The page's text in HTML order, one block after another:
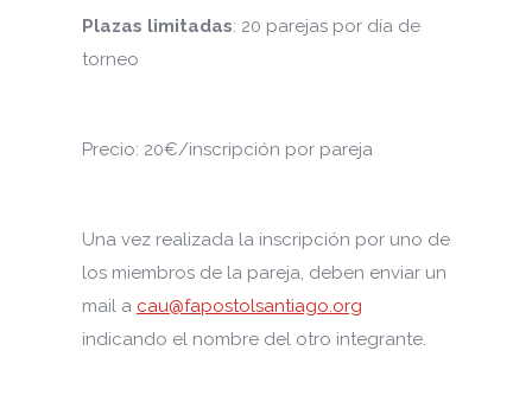
Plazas limitadas: 20 parejas por día de
torneo
Precio: 20€/inscripción por pareja
Una vez realizada la inscripción por uno de
los miembros de la pareja, deben enviar un
mail a cau@fapostolsantiago.org
indicando el nombre del otro integrante.